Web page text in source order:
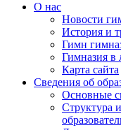
О нас
Новости
История и
Гимн
Гимназия в
Карта сайта
Сведения об
Основные
Структура